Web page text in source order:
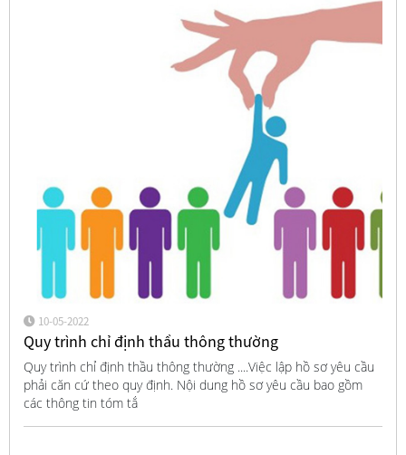
10-05-2022
Quy trình chỉ định thầu thông thường
Quy trình chỉ định thầu thông thường ....Việc lập hồ sơ yêu cầu
phải căn cứ theo quy định. Nội dung hồ sơ yêu cầu bao gồm
các thông tin tóm tắ